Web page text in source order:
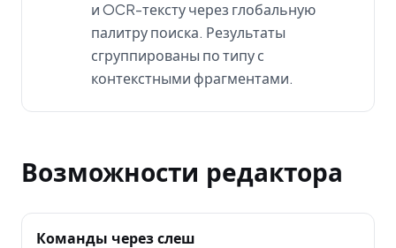
и OCR-тексту через глобальную
палитру поиска. Результаты
сгруппированы по типу с
контекстными фрагментами.
Возможности редактора
Команды через слеш